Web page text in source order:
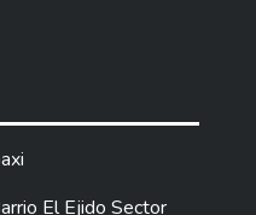
El Ejido Sector